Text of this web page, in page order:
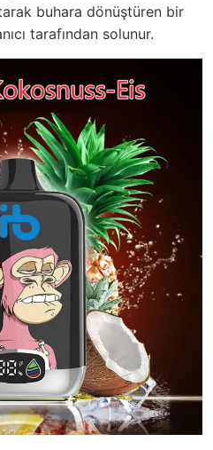
buhara dönüştüren bir
tarafından solunur.